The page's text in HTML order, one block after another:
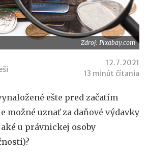
Zdroj: Pixabay.com
12.7.2021
13 minút čítania
ešte pred začatím
možné uznať za daňové výdavky
u právnickej osoby